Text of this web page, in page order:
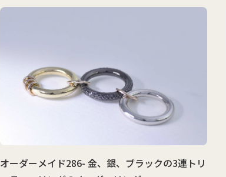
オーダーメイド286- 金、銀、ブラックの3連トリ